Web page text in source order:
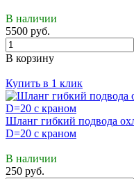
В наличии
5500 руб.
В корзину
Купить в 1 клик
Шланг гибкий подвода
D=20 с краном
В наличии
250 руб.